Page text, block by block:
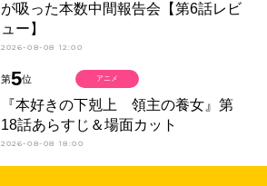
が吸った本数中間報告会【第6話レビ
ュー】
2026-08-08 12:00
第5位
『本好きの下剋上 領主の養女』第
18話あらすじ＆場面カット
2026-08-08 18:00
アニメ